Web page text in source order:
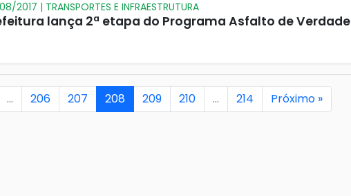
2017 | TRANSPORTES E INFRAESTRUTURA
lança 2ª etapa do Programa Asfalto de Verdade
… 206 207 208 209 210 … 214 Próximo »